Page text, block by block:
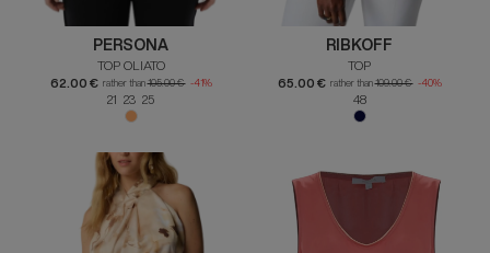
PERSONA
TOP OLIATO
62.00 € rather than105.00 € -41%
21 23 25
RIBKOFF
TOP
65.00 € rather than109.00 € -40%
48